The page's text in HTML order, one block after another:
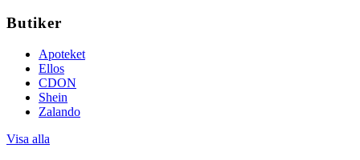
Butiker
Apoteket
Ellos
CDON
Shein
Zalando
Visa alla